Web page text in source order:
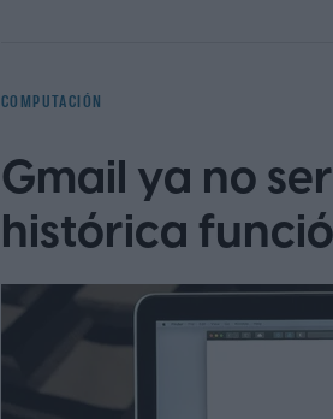
COMPUTACIÓN
Gmail ya no
histórica